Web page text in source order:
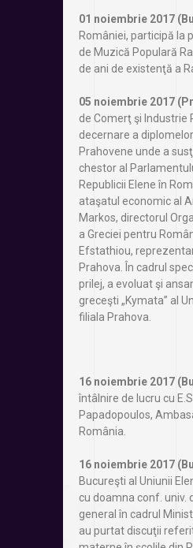
01 noiembrie 2017
României, participă la
de Muzică Populară
de ani de existenţă a
05 noiembrie 2017
de Comerţ şi Industrie
decernare a
Prahovene unde a
chestor al
Republicii Elene în
ataşatul economic al
Markos, directorul
a Greciei pentru
Efstathiou,
Prahova. În cadrul
prilej, a evoluat şi
greceşti „Kymata” al
filiala Prahova.
16 noiembrie 2017
întâlnire de lucru cu
Papadopoulos,
România.
16 noiembrie 2017
Bucureşti al Uniunii
cu doamna conf. univ.
general în cadrul
au purtat discuţii